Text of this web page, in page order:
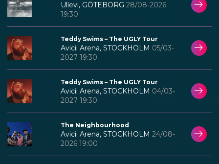
Ullevi, GÖTEBORG 28/08-2026
19:30
Teddy Swims – The UGLY Tour
Avicii Arena, STOCKHOLM 05/03-
2027 19:30
Teddy Swims – The UGLY Tour
Avicii Arena, STOCKHOLM 04/03-
2027 19:30
The Neighbourhood
Avicii Arena, STOCKHOLM 24/08-
2026 19:00